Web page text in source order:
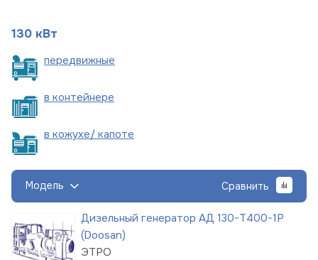
130 кВт
передвижные
в контейнере
в кожухе/ капоте
Модель Сравнить
Дизельный генератор АД 130-Т400-1Р
(Doosan)
ЭТРО